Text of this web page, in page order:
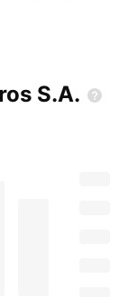
S.A.